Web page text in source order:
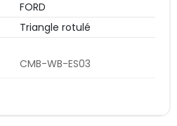
FORD
Triangle rotulé
CMB-WB-ES03